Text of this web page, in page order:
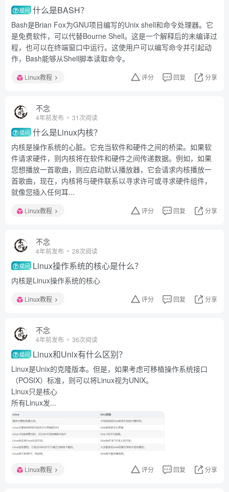
提问 什么是BASH？
Bash是Brian Fox为GNU项目编写的Unix shell和命令处理器。它
是免费软件，可以代替Bourne Shell。这是一个解释后的未编译过
程，也可以在终端窗口中运行。这使用户可以编写命令并引起动
作，Bash能够从Shell脚本读取命令。
Linux教程 评分 回复 分享
不念
4年前发布 31次阅读
提问 什么是Linux内核？
内核是操作系统的心脏。它充当软件和硬件之间的桥梁。如果软
件请求硬件，则内核将在软件和硬件之间传递数据。例如，如果
您想播放一首歌曲，则应启动默认播放器，它会请求内核播放一
首歌曲，现在，内核将与硬件联系以寻求许可或寻求硬件组件，
就像您插入任何耳...
Linux教程 评分 回复 分享
不念
4年前发布 28次阅读
提问 Linux操作系统的核心是什么？
内核是Linux操作系统的核心
Linux教程 评分 回复 分享
不念
4年前发布 36次阅读
提问 Linux和Unix有什么区别？
Linux是Unix的克隆版本。但是，如果考虑可移植操作系统接口
（POSIX）标准，则可以将Linux视为UNIX。
Linux只是核心
所有Linux发...
Linux教程 评分 回复 分享